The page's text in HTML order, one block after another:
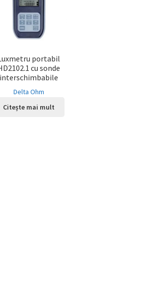
portabil
cu sonde
interschimbabile
Delta Ohm
Citește mai mult